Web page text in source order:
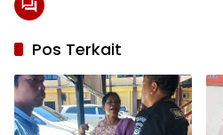
Pos Terkait